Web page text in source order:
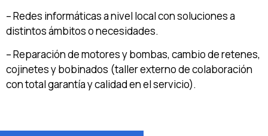
– Redes informáticas a nivel local con soluciones a
distintos ámbitos o necesidades.
– Reparación de motores y bombas, cambio de retenes,
cojinetes y bobinados (taller externo de colaboración
con total garantía y calidad en el servicio).